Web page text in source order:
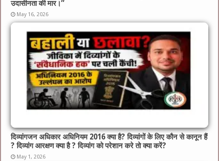
उदासीनता की मार।”
May 16, 2026
दिव्यांगजन अधिकार अधिनियम 2016 क्या है? दिव्यांगों के लिए कौन से कानून हैं
? दिव्यांग आरक्षण क्या है ? दिव्यांग को परेशान करे तो क्या करें?
May 1, 2026